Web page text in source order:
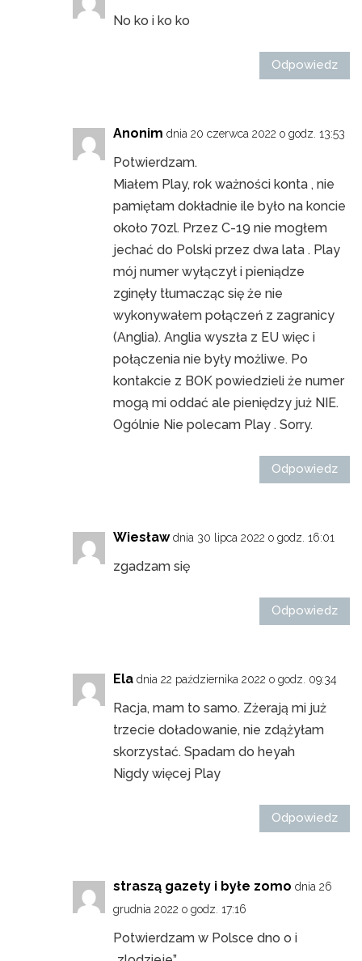
No ko i ko ko
Odpowiedz
Anonim dnia 20 czerwca 2022 o godz. 13:53
Potwierdzam.
Miałem Play, rok ważności konta , nie
pamiętam dokładnie ile było na koncie
około 70zl. Przez C-19 nie mogłem
jechać do Polski przez dwa lata . Play
mój numer wyłączył i pieniądze
zginęły tłumacząc się że nie
wykonywałem połączeń z zagranicy
(Anglia). Anglia wyszła z EU więc i
połączenia nie były możliwe. Po
kontakcie z BOK powiedzieli że numer
mogą mi oddać ale pieniędzy już NIE.
Ogólnie Nie polecam Play . Sorry.
Odpowiedz
Wiesław dnia 30 lipca 2022 o godz. 16:01
zgadzam się
Odpowiedz
Ela dnia 22 października 2022 o godz. 09:34
Racja, mam to samo. Zżerają mi już
trzecie doładowanie, nie zdążyłam
skorzystać. Spadam do heyah
Nigdy więcej Play
Odpowiedz
straszą gazety i byłe zomo dnia 26
grudnia 2022 o godz. 17:16
Potwierdzam w Polsce dno o i